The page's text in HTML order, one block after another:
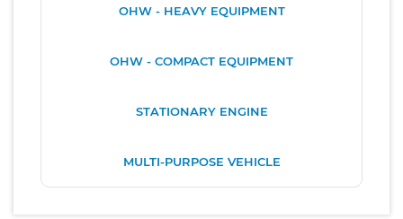
OHW - HEAVY EQUIPMENT
OHW - COMPACT EQUIPMENT
STATIONARY ENGINE
MULTI-PURPOSE VEHICLE